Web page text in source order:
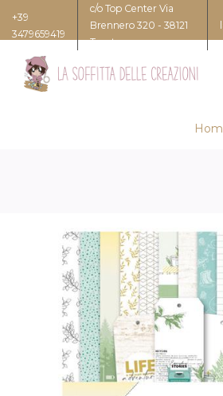
+39
3479659419
c/o Top Center Via
Brennero 320 - 38121
Trento